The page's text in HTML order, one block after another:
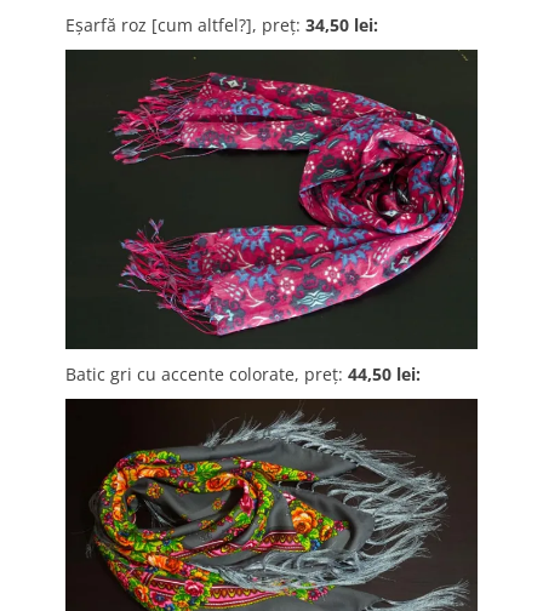
Eşarfă roz [cum altfel?], preţ: 34,50 lei:
Batic gri cu accente colorate, preţ: 44,50 lei: